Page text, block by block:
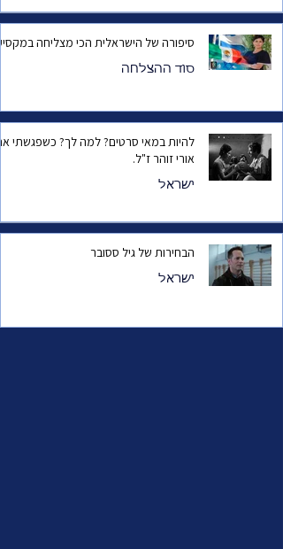
סיפורה של הישראלית הכי מצליחה
סוד ההצלחה
להיות במאי סרטים? למה לך? כשפגשתי
אורי זוהר ז"ל.
ישראל
הבחירות של גיל ססובר
ישראל